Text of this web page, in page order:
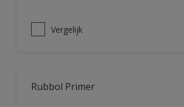
Vergelijk
Rubbol Primer